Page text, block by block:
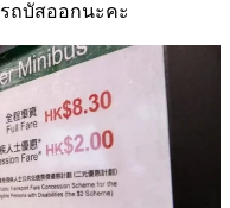
ถบัสออกนะคะ